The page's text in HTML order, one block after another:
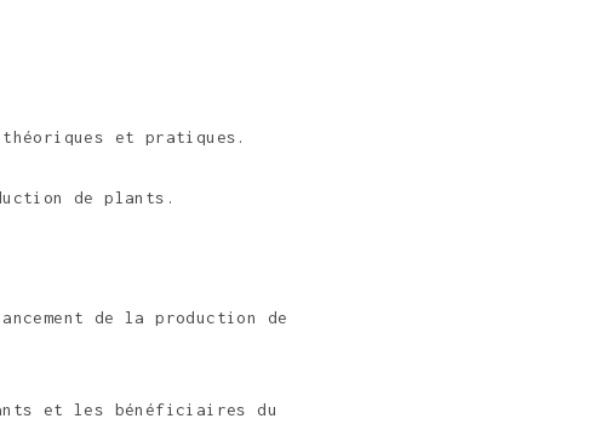
et pratiques.
de plants.
de la production de
et les bénéficiaires du